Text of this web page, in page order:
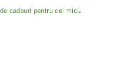
cadouri pentru cei mici.